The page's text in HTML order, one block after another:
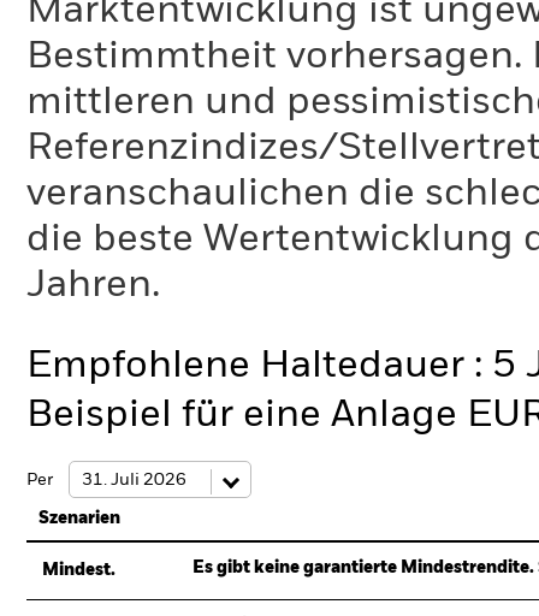
Marktentwicklung ist
Bestimmtheit
mittleren und
Referenzindizes/
veranschaulichen die
die beste Wertentwicklung
Jahren.
Empfohlene Haltedauer : 5
Beispiel für eine Anlage
Per
Szenarien
Mindest. Es gibt keine garantierte